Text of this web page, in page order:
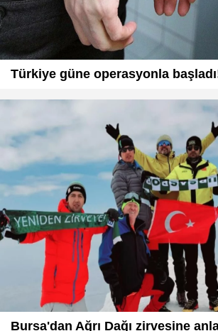
Türkiye güne operasyonla
Bursa'dan Ağrı Dağı zirvesine